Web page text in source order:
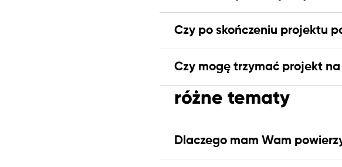
Czy po skończeniu projektu
Czy mogę trzymać projekt
różne tematy
Dlaczego mam Wam